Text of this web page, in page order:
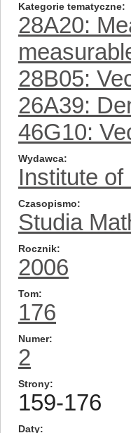
Kategorie tematyczne
28A20:
28B05:
26A39:
46G10:
Wydawca
Institute
Czasopismo
Studia
Rocznik
2006
Tom
176
Numer
2
Strony
159-176
Daty